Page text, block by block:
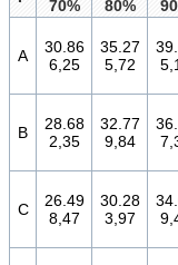
70%
80%
A
30.86
6,25
35.27
5,72
B
28.68
2,35
32.77
9,84
C
26.49
8,47
30.28
3,97